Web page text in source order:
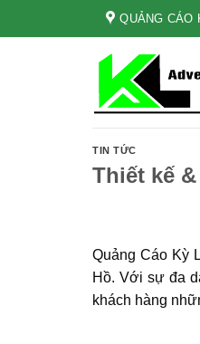
QUẢNG CÁO
TIN TỨC
Thiết kế
Quảng Cáo Kỳ
Hồ. Với sự đa
khách hàng